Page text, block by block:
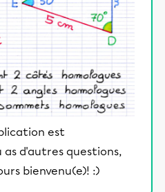
est
as d'autres questions,
bienvenu(e)! :)